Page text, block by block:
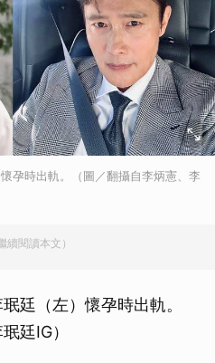
孕時出軌。（圖／翻攝自李炳憲、李
續閱讀本文）
廷（左）懷孕時出軌。
廷IG）